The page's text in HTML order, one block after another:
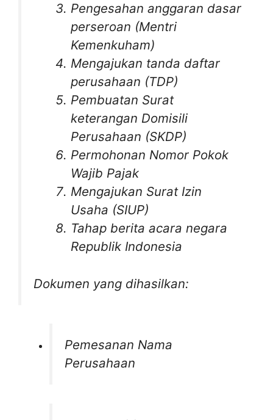
Pengesahan anggaran dasar
perseroan (Mentri
Kemenkuham)
Mengajukan tanda daftar
perusahaan (TDP)
Pembuatan Surat
keterangan Domisili
Perusahaan (SKDP)
Permohonan Nomor Pokok
Wajib Pajak
Mengajukan Surat Izin
Usaha (SIUP)
Tahap berita acara negara
Republik Indonesia
Dokumen yang dihasilkan:
Pemesanan Nama
Perusahaan